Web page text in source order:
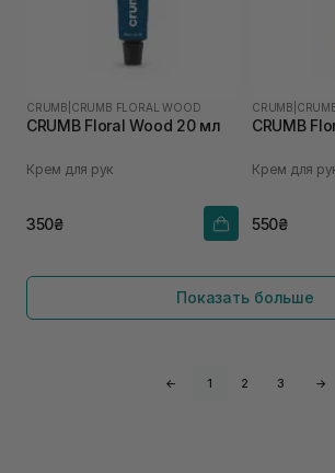
CRUMB CRUMB FLORAL WOOD
CRUMB Floral Wood 20 мл
Крем для рук
350₴
CRUMB
CRUMB
Крем для
550₴
Показать больше
← 1 2 3 →